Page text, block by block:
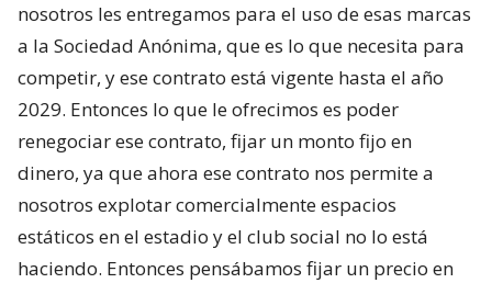
nosotros les entregamos para el uso de esas marcas
a la Sociedad Anónima, que es lo que necesita para
competir, y ese contrato está vigente hasta el año
2029. Entonces lo que le ofrecimos es poder
renegociar ese contrato, fijar un monto fijo en
dinero, ya que ahora ese contrato nos permite a
nosotros explotar comercialmente espacios
estáticos en el estadio y el club social no lo está
haciendo. Entonces pensábamos fijar un precio en